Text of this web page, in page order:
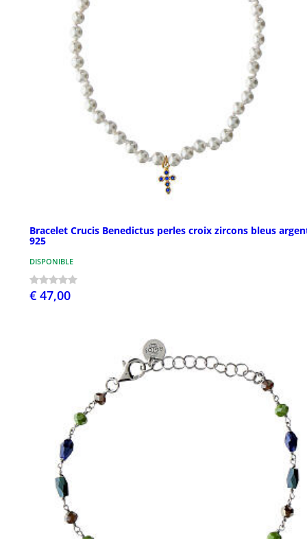
Bracelet Crucis Benedictus perles croix zircons bleus
925
DISPONIBLE
€ 47,00